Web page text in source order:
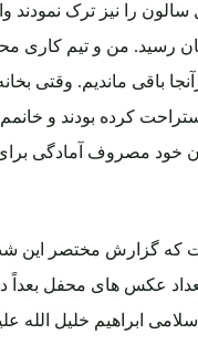
را نیز ترک نمودند
رسید. من و تیم کاری
باقی ماندیم. وقتی
کرده بودند و خانمم
خود مصروف آمادگی
که گزارش مختصر این
عکس های محفل بعداً
ابراهیم خلیل الله